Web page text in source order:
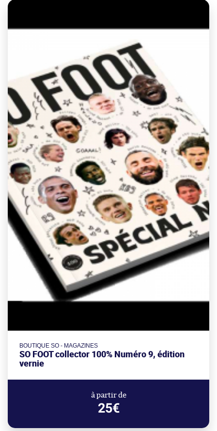
BOUTIQUE SO - MAGAZINES
SO FOOT collector 100% Numéro 9, édition
vernie
à partir de
25€